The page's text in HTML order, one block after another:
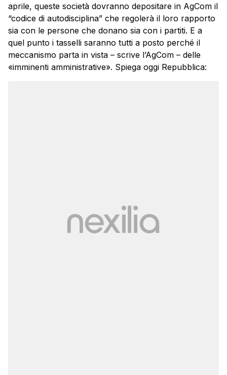
aprile, queste società dovranno depositare in AgCom il
“codice di autodisciplina” che regolerà il loro rapporto
sia con le persone che donano sia con i partiti. E a
quel punto i tasselli saranno tutti a posto perché il
meccanismo parta in vista – scrive l’AgCom – delle
«imminenti amministrative». Spiega oggi Repubblica: